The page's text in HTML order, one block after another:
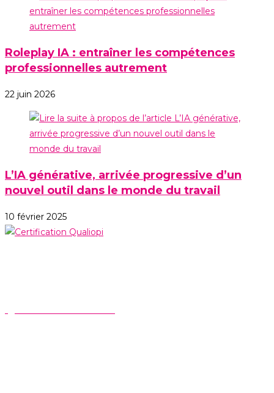
Roleplay IA : entraîner les compétences
professionnelles autrement
22 juin 2026
L’IA générative, arrivée progressive d’un
nouvel outil dans le monde du travail
10 février 2025